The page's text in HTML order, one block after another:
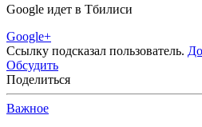
Google идет в Тбилиси
Google+
Ссылку подсказал пользователь.
Обсудить
Поделиться
Важное